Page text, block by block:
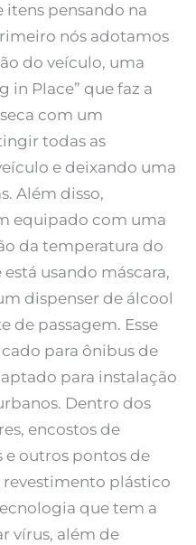
itens pensando na
nós adotamos
do veículo, uma
in Place” que faz a
com um
todas as
e deixando uma
Além disso,
equipado com uma
da temperatura do
usando máscara,
dispenser de álcool
de passagem. Esse
para ônibus de
para instalação
Dentro dos
encostos de
e outros pontos de
plástico
que tem a
vírus, além de